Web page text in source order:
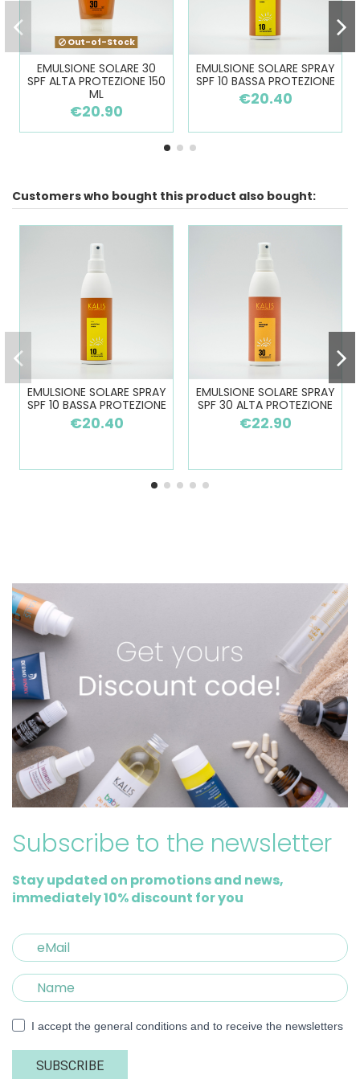
Out-of-Stock
EMULSIONE SOLARE 30
SPF ALTA PROTEZIONE 150
ML
€20.90
EMULSIONE SOLARE SPRAY
SPF 10 BASSA PROTEZIONE
€20.40
Customers who bought this product also bought:
EMULSIONE SOLARE SPRAY
SPF 10 BASSA PROTEZIONE
€20.40
EMULSIONE SOLARE SPRAY
SPF 30 ALTA PROTEZIONE
€22.90
Subscribe to the newsletter
Stay updated on promotions and news,
immediately 10% discount for you
I accept the general conditions and to receive the newsletters
SUBSCRIBE